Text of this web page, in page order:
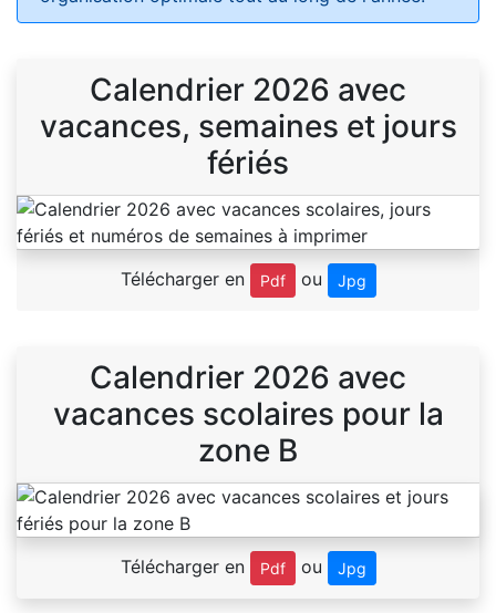
Calendrier 2026 avec
vacances, semaines et jours
fériés
Télécharger en Pdf ou Jpg
Calendrier 2026 avec
vacances scolaires pour la
zone B
Télécharger en Pdf ou Jpg